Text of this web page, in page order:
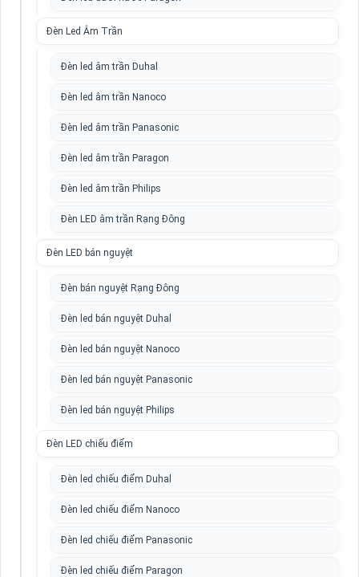
Đèn Led Âm Trần
Đèn led âm trần Duhal
Đèn led âm trần Nanoco
Đèn led âm trần Panasonic
Đèn led âm trần Paragon
Đèn led âm trần Philips
Đèn LED âm trần Rạng Đông
Đèn LED bán nguyệt
Đèn bán nguyệt Rạng Đông
Đèn led bán nguyệt Duhal
Đèn led bán nguyệt Nanoco
Đèn led bán nguyệt Panasonic
Đèn led bán nguyệt Philips
Đèn LED chiếu điểm
Đèn led chiếu điểm Duhal
Đèn led chiếu điểm Nanoco
Đèn led chiếu điểm Panasonic
Đèn led chiếu điểm Paragon